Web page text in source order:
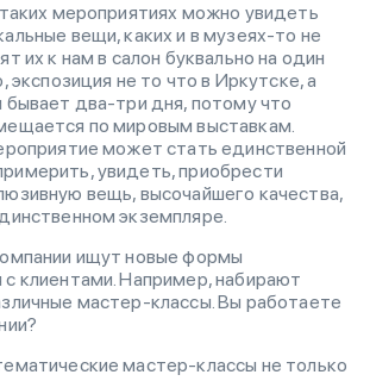
мероприятиях можно увидеть
вещи, каких и в музеях-то не
их к нам в салон буквально на один
экспозиция не то что в Иркутске, а
бывает два-три дня, потому что
по мировым выставкам.
может стать единственной
увидеть, приобрести
вещь, высочайшего качества,
экземпляре.
ищут новые формы
клиентами. Например, набирают
мастер-классы. Вы работаете
мастер-классы не только